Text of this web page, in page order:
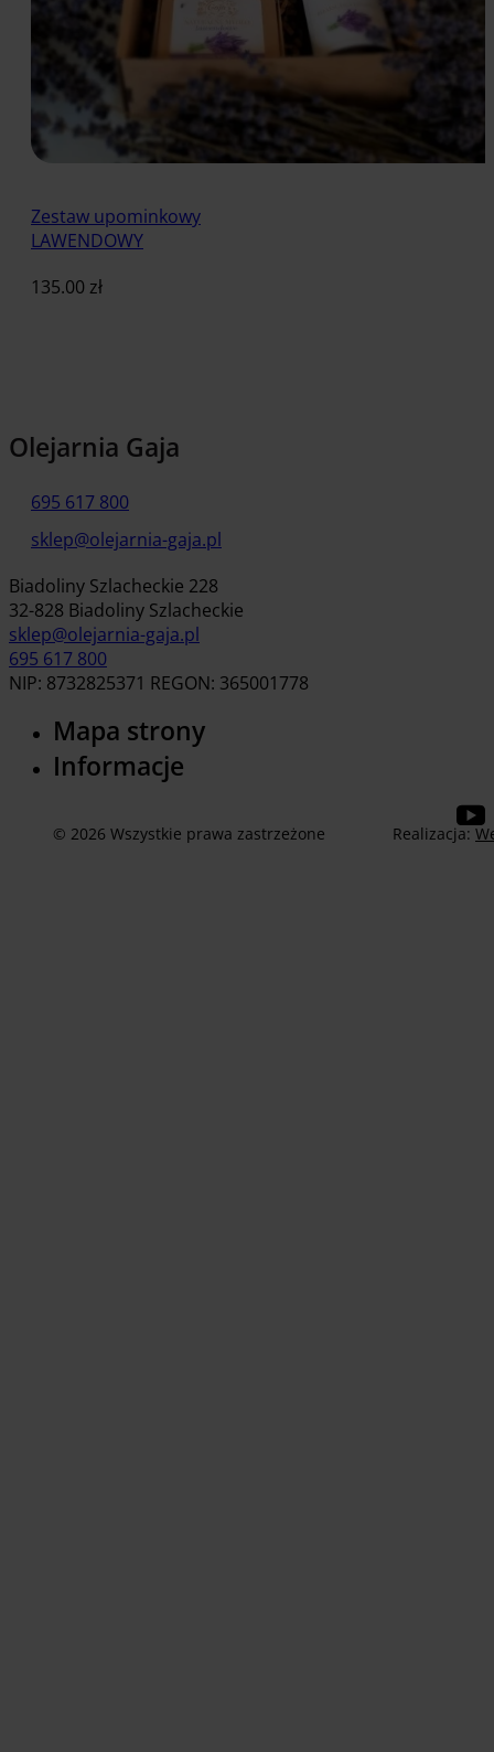
Zestaw upominkowy
LAWENDOWY
135.00 zł
Olejarnia Gaja
695 617 800
sklep@olejarnia-gaja.pl
Biadoliny Szlacheckie 228
32-828 Biadoliny Szlacheckie
sklep@olejarnia-gaja.pl
695 617 800
NIP: 8732825371 REGON: 365001778
Mapa strony
Informacje
© 2026 Wszystkie prawa zastrzeżone Realizacja: